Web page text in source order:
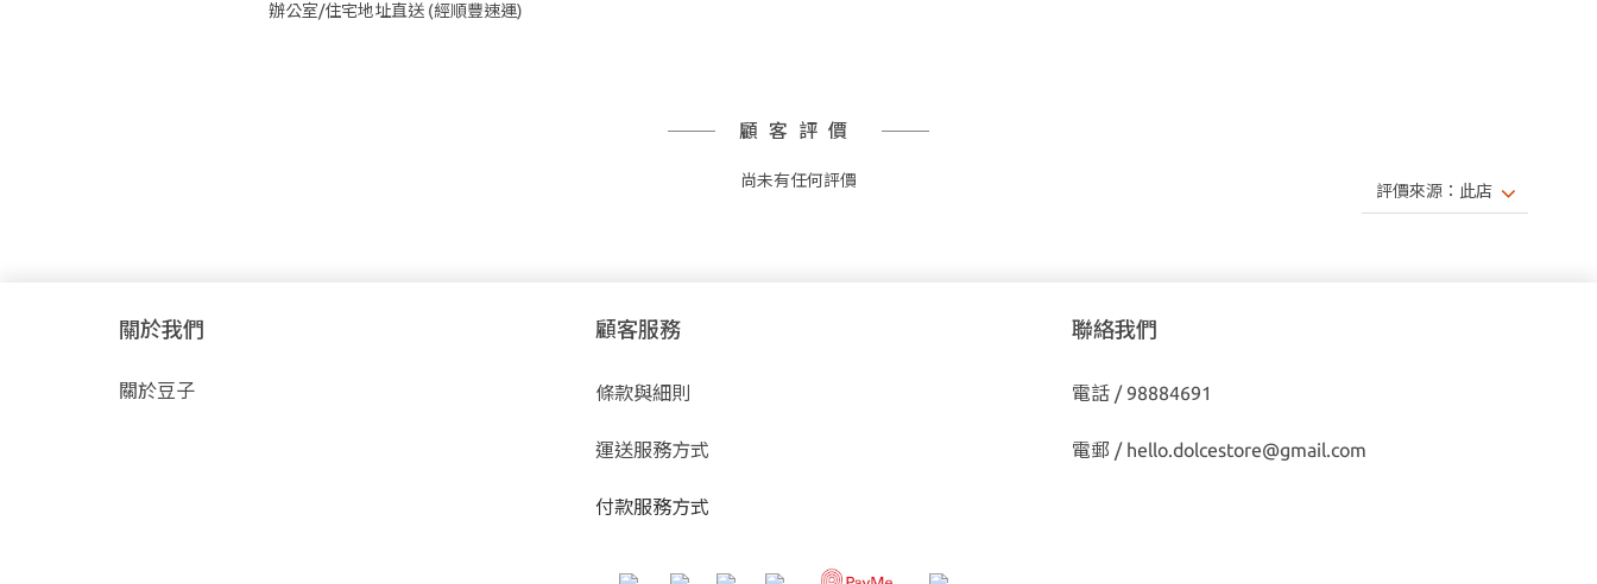
辦公室/住宅地址直送 (經順豐速運)
顧客評價
尚未有任何評價
關於我們
關於豆子
顧客服務
條款與細則
運送服務方式
付款服務方式
聯絡我們
電話 / 98884691
電郵 /hello.dolcestore@gmail.com